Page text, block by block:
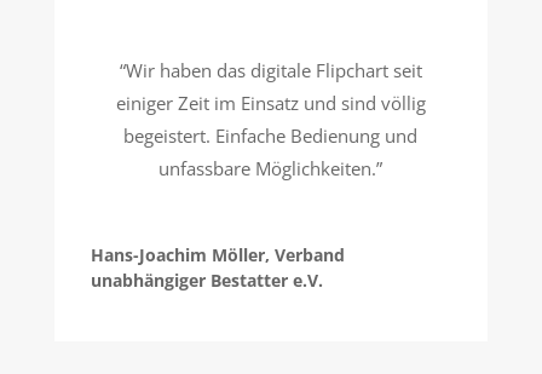
“Wir haben das digitale Flipchart seit
einiger Zeit im Einsatz und sind völlig
begeistert. Einfache Bedienung und
unfassbare Möglichkeiten.”
Hans-Joachim Möller, Verband
unabhängiger Bestatter e.V.